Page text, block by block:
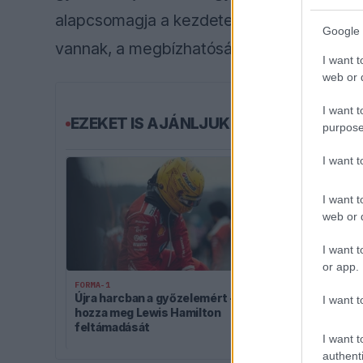
Google
I want
web or
I want
I want
I want
web or
I want
or app.
I want
I want
alapcsomagja a kezdetektől fogva
vannak, a megbízhatóságon tényleg
EZEKET IS AJÁNLJUK
FORMA-1
Újra harcban a győzelemért – ez
hozza meg Lewis Hamilton
feltámadását
suttognak a